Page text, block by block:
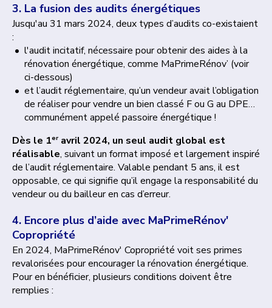
3. La fusion des audits énergétiques
Jusqu'au 31 mars 2024, deux types d’audits co-existaient
:
l'audit incitatif, nécessaire pour obtenir des aides à la
rénovation énergétique, comme MaPrimeRénov’ (voir
ci-dessous)
et l’audit réglementaire, qu’un vendeur avait l’obligation
de réaliser pour vendre un bien classé F ou G au DPE…
communément appelé passoire énergétique !
Dès le 1er avril 2024, un seul audit global est
réalisable, suivant un format imposé et largement inspiré
de l’audit réglementaire. Valable pendant 5 ans, il est
opposable, ce qui signifie qu’il engage la responsabilité du
vendeur ou du bailleur en cas d’erreur.
4. Encore plus d’aide avec MaPrimeRénov'
Copropriété
En 2024, MaPrimeRénov' Copropriété voit ses primes
revalorisées pour encourager la rénovation énergétique.
Pour en bénéficier, plusieurs conditions doivent être
remplies :